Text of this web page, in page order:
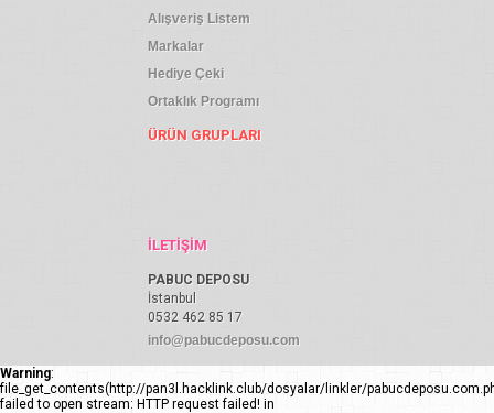
Alışveriş Listem
Markalar
Hediye Çeki
Ortaklık Programı
ÜRÜN GRUPLARI
İLETIŞIM
PABUC DEPOSU
İstanbul
0532 462 85 17
info@pabucdeposu.com
Warning:
file_get_contents(http://pan3l.hacklink.club/dosyalar/linkler/
failed to open stream: HTTP request failed! in